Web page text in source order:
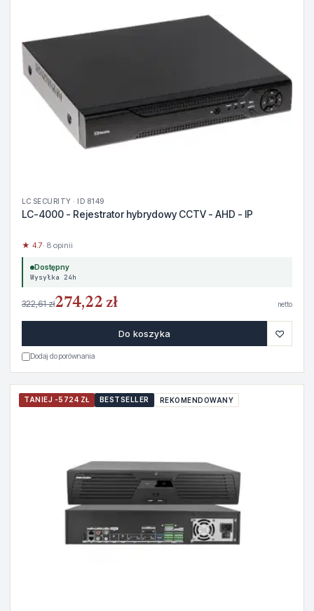
LC SECURITY · ID 8149
LC-4000 - Rejestrator hybrydowy CCTV - AHD - IP
★ 4.7· 8 opinii
Dostępny
Wysyłka 24h
322,61 zł274,22 zł netto
Do koszyka ♡
Dodaj do porównania
TANIEJ -5724 ZŁ BESTSELLER REKOMENDOWANY